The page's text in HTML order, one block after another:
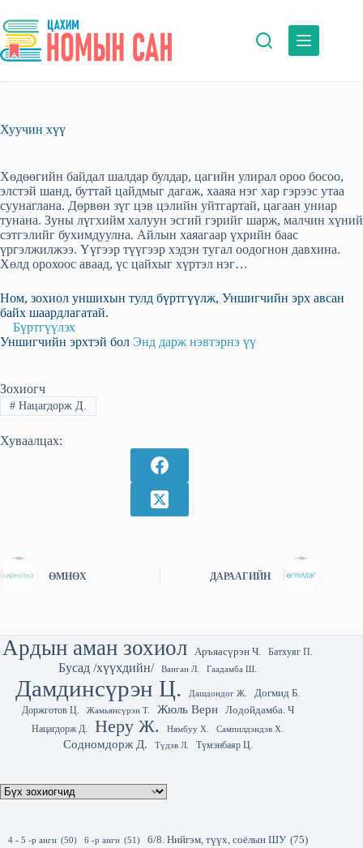
to
content
Хуучин хүү
Хөдөөгийн байдал шалдар булдар, цагийн улирал ороо босоо,
элстэй шанд, буттай цайдмыг дагаж, хааяа нэг хар гэрээс утаа
суунаглана. Дөрвөн зүг цэв цэлийн уйтгартай, цагаан униар
тунана. Зуны лүгхийм халуун эсгий гэрийг шарж, малчин хүний
сэтгэлийг бухимдуулна. Айлын хаяагаар үхрийн баас
үргэлжилжээ. Yүгээр түүгээр хэдэн тугал оодогнон давхина.
Хөлд орохоос аваад, үс цайхыг хүртэл нэг…
Ном, зохиол уншихын тулд бүртгүүлж, Уншигчийн эрх авсан
байх шаардлагатай.
Бүртгүүлэх
Уншигчийн эрхтэй бол Энд дарж нэвтэрнэ үү
Зохиогч
#Нацагдорж Д.
Хуваалцах:
ӨМНӨХ ДАРААГИЙН
Ардын аман зохиол Аръяасүрэн Ч. Батхуяг П.
Бусад /хүүхдийн/ Ванган Л. Гаадамба Ш.
Дамдинсүрэн Ц. Дашдондог Ж.
Догмид Б.
Доржготов Ц.
Жамьянсүрэн Т. Жюль Верн Лодойдамба. Ч
Нацагдорж Д. Неру Ж. Нямбуу Х. Сампилдэндэв Х.
Содномдорж Д. Түдэв Л. Түмэнбаяр Ц.
4 - 5 -р анги (50) 6 -р анги (51) 6/8. Нийгэм, түүх, соёлын ШУ (75)